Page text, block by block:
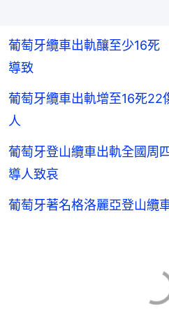
葡萄牙纜車出軌釀至少16
導致
葡萄牙纜車出軌增至16死
人
葡萄牙登山纜車出軌全國
導人致哀
葡萄牙著名格洛麗亞登山纜